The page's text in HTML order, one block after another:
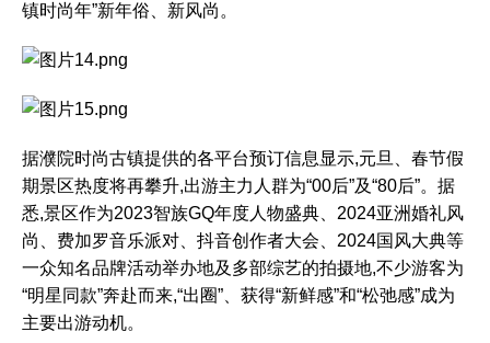
镇时尚年”新年俗、新风尚。
据濮院时尚古镇提供的各平台预订信息显示,元旦、春节假
期景区热度将再攀升,出游主力人群为“00后”及“80后”。据
悉,景区作为2023智族GQ年度人物盛典、2024亚洲婚礼风
尚、费加罗音乐派对、抖音创作者大会、2024国风大典等
一众知名品牌活动举办地及多部综艺的拍摄地,不少游客为
“明星同款”奔赴而来,“出圈”、获得“新鲜感”和“松弛感”成为
主要出游动机。